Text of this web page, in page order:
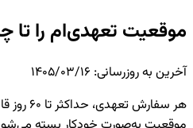
موقعیت تعهدی‌ام را تا
آخرین به روزرسانی: ۱۴۰۵/۰۳/۱۶